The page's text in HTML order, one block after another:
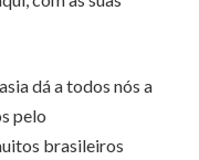
dá a todos nós a
pelo
brasileiros